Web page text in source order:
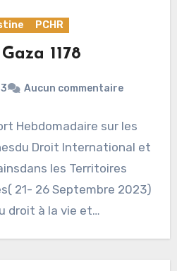
PCHR
1178
Aucun commentaire
Hebdomadaire sur les
Droit International et
les Territoires
21- 26 Septembre 2023)
droit à la vie et…